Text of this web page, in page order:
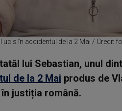
ucis în accidentul de la 2 Mai / Credit
lui Sebastian, unul
de la 2 Mai produs de
justiția română.